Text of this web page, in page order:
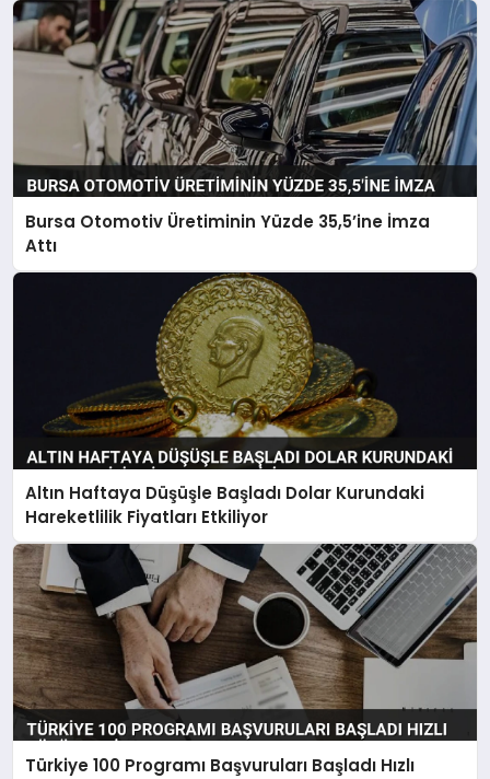
Bursa Otomotiv Üretiminin Yüzde 35,5’ine İmza
Attı
Altın Haftaya Düşüşle Başladı Dolar Kurundaki
Hareketlilik Fiyatları Etkiliyor
Türkiye 100 Programı Başvuruları Başladı Hızlı